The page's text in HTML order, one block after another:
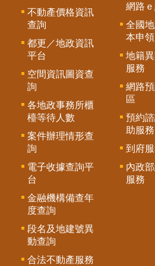
不動產價格資訊
查詢
都更／地政資訊
平台
空間資訊圖資查
詢
各地政事務所櫃
檯等待人數
案件辦理情形查
詢
電子收據查詢平
台
金融機構備查年
度查詢
段名及地建號異
動查詢
合法不動產服務
網路
全國
本申
地籍
服務
網路
區
預約
助服務
到府
內政
服務